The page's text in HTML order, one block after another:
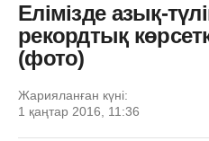
Елімізде азық-
рекордтық
(фото)
Жарияланған күні:
1 қаңтар 2016, 11:36